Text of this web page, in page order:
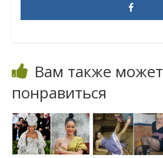
Вам также может
понравиться